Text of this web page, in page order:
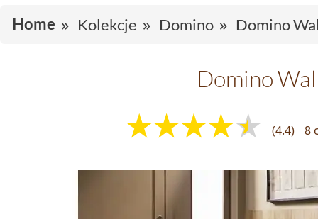
Home Kolekcje Domino Domino
Domino
(4.4) 8